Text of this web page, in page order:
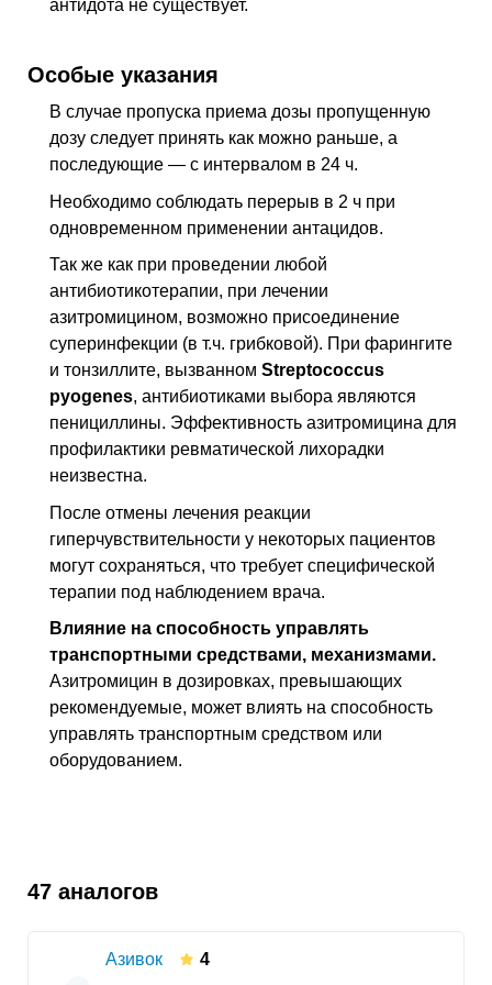
антидота не существует.
Особые указания
В случае пропуска приема дозы пропущенную
дозу следует принять как можно раньше, а
последующие — с интервалом в 24 ч.
Необходимо соблюдать перерыв в 2 ч при
одновременном применении антацидов.
Так же как при проведении любой
антибиотикотерапии, при лечении
азитромицином, возможно присоединение
суперинфекции (в т.ч. грибковой). При фарингите
и тонзиллите, вызванном Streptococcus
pyogenes, антибиотиками выбора являются
пенициллины. Эффективность азитромицина для
профилактики ревматической лихорадки
неизвестна.
После отмены лечения реакции
гиперчувствительности у некоторых пациентов
могут сохраняться, что требует специфической
терапии под наблюдением врача.
Влияние на способность управлять
транспортными средствами, механизмами.
Азитромицин в дозировках, превышающих
рекомендуемые, может влиять на способность
управлять транспортным средством или
оборудованием.
47 аналогов
Азивок 4